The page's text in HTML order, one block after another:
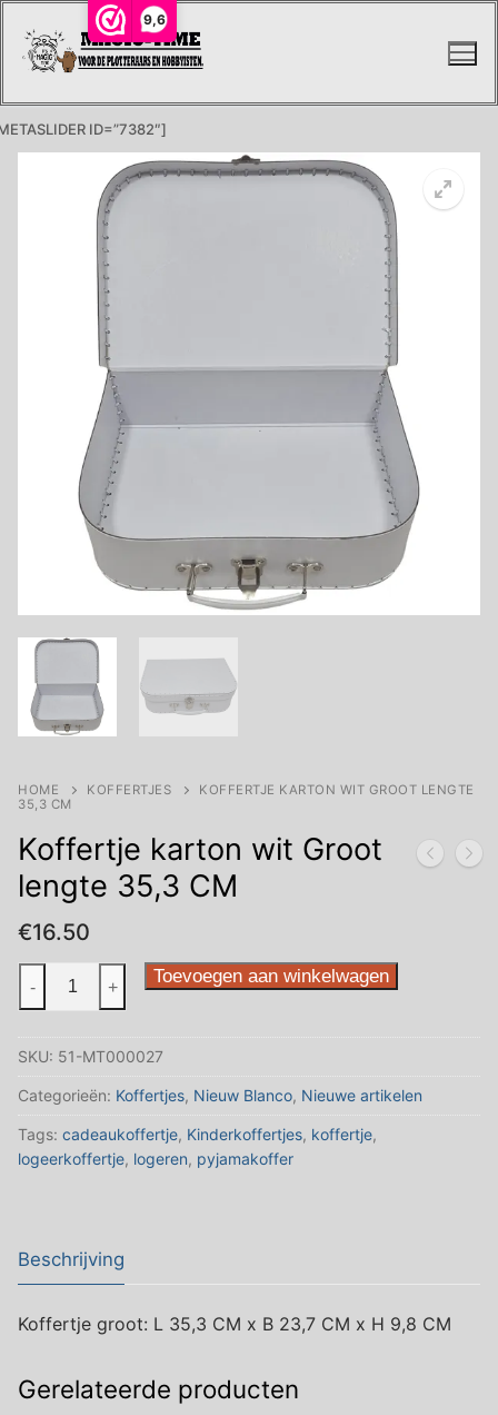
9,6
naar
ID=”7382″]
HOME KOFFERTJES
KOFFERTJE KARTON WIT GROOT LENGTE
35,3 CM
Koffertje karton wit Groot
lengte 35,3 CM
€16.50
Koffertje
karton
Groot
lengte
CM
aantal
- + Toevoegen aan winkelwagen
SKU: 51-MT000027
Categorieën: Koffertjes, Nieuw Blanco, Nieuwe artikelen
Tags: cadeaukoffertje, Kinderkoffertjes, koffertje,
logeerkoffertje, logeren, pyjamakoffer
Beschrijving
Koffertje groot: L 35,3 CM x B 23,7 CM x H 9,8 CM
Gerelateerde producten